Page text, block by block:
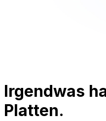
Irgendwas
Platten.